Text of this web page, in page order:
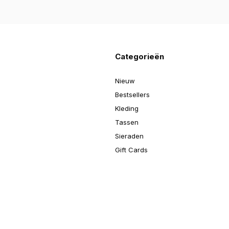
Categorieën
Nieuw
Bestsellers
Kleding
Tassen
Sieraden
Gift Cards